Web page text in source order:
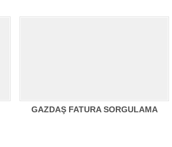
GAZDAŞ FATURA SORGULAMA